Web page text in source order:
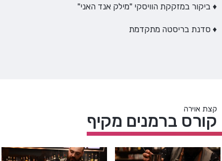
♦ ביקור במזקקת הוויסקי "מילק אנד האני"
♦ סדנת בריסטה מתקדמת
קצת אוירה
קורס ברמנים מקיף